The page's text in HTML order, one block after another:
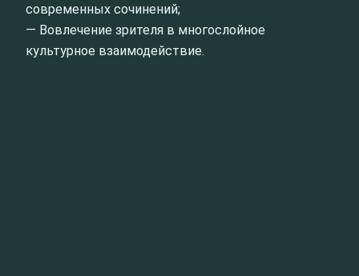
современных сочинений;
— Вовлечение зрителя в многослойное
культурное взаимодействие.